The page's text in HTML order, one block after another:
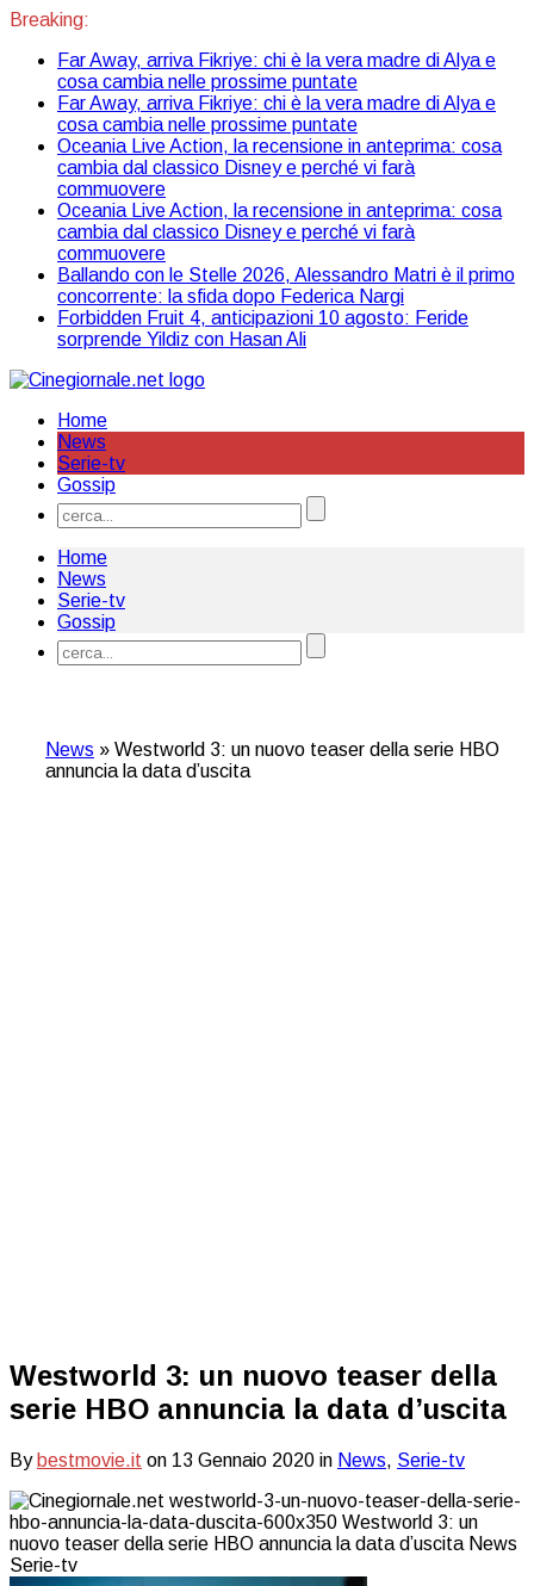
Breaking:
Far Away, arriva Fikriye: chi è la vera madre di Alya e
cosa cambia nelle prossime puntate
Far Away, arriva Fikriye: chi è la vera madre di Alya e
cosa cambia nelle prossime puntate
Oceania Live Action, la recensione in anteprima: cosa
cambia dal classico Disney e perché vi farà
commuovere
Oceania Live Action, la recensione in anteprima: cosa
cambia dal classico Disney e perché vi farà
commuovere
Ballando con le Stelle 2026, Alessandro Matri è il primo
concorrente: la sfida dopo Federica Nargi
Forbidden Fruit 4, anticipazioni 10 agosto: Feride
sorprende Yildiz con Hasan Ali
Home
News
Serie-tv
Gossip
Home
News
Serie-tv
Gossip
News » Westworld 3: un nuovo teaser della serie HBO
annuncia la data d’uscita
Westworld 3: un nuovo teaser della
serie HBO annuncia la data d’uscita
By bestmovie.it on 13 Gennaio 2020 in News, Serie-tv